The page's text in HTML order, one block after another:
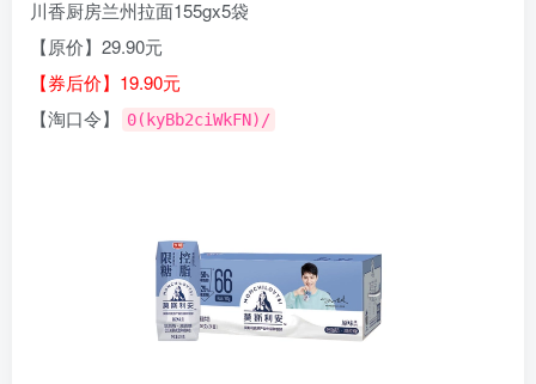
川香厨房兰州拉面155gx5袋
【原价】29.90元
【券后价】19.90元
【淘口令】
0(kyBb2ciWkFN)/